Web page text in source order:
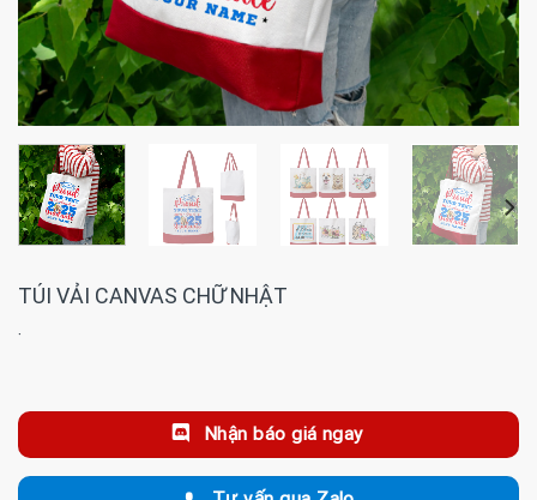
TÚI VẢI CANVAS CHỮ NHẬT
·
Nhận báo giá ngay